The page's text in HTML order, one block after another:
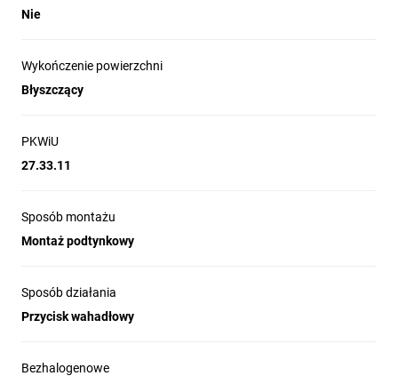
Nie
Wykończenie powierzchni
Błyszczący
PKWiU
27.33.11
Sposób montażu
Montaż podtynkowy
Sposób działania
Przycisk wahadłowy
Bezhalogenowe